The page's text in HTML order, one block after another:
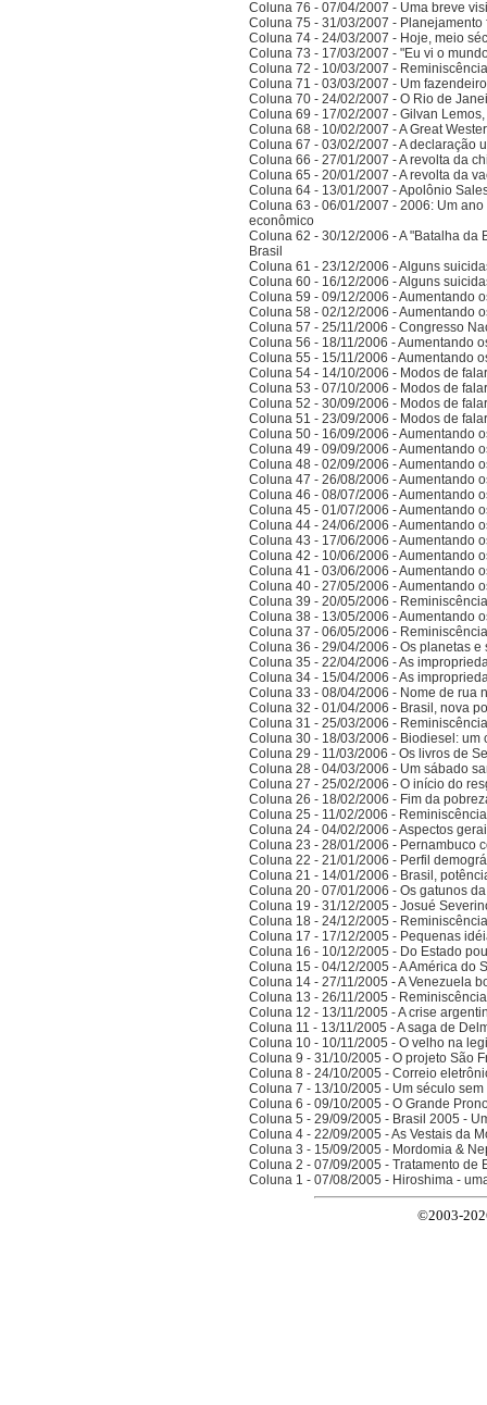
Coluna 76 - 07/04/2007 - Uma breve
Coluna 75 - 31/03/2007 -
Coluna 74 - 24/03/2007 - Hoje, meio
Coluna 73 - 17/03/2007 - "Eu vi o
Coluna 72 - 10/03/2007 -
Coluna 71 - 03/03/2007 - Um
Coluna 70 - 24/02/2007 - O Rio de
Coluna 69 - 17/02/2007 - Gilvan
Coluna 68 - 10/02/2007 - A Great
Coluna 67 - 03/02/2007 - A declaração
Coluna 66 - 27/01/2007 - A revolta da
Coluna 65 - 20/01/2007 - A revolta da
Coluna 64 - 13/01/2007 - Apolônio
Coluna 63 - 06/01/2007 - 2006: Um
econômico
Coluna 62 - 30/12/2006 - A "Batalha
Brasil
Coluna 61 - 23/12/2006 - Alguns
Coluna 60 - 16/12/2006 - Alguns
Coluna 59 - 09/12/2006 - Aumentando
Coluna 58 - 02/12/2006 - Aumentando
Coluna 57 - 25/11/2006 - Congresso
Coluna 56 - 18/11/2006 - Aumentando
Coluna 55 - 15/11/2006 - Aumentando
Coluna 54 - 14/10/2006 - Modos de
Coluna 53 - 07/10/2006 - Modos de
Coluna 52 - 30/09/2006 - Modos de
Coluna 51 - 23/09/2006 - Modos de
Coluna 50 - 16/09/2006 - Aumentando
Coluna 49 - 09/09/2006 - Aumentando
Coluna 48 - 02/09/2006 - Aumentando
Coluna 47 - 26/08/2006 - Aumentando
Coluna 46 - 08/07/2006 - Aumentando
Coluna 45 - 01/07/2006 - Aumentando
Coluna 44 - 24/06/2006 - Aumentando
Coluna 43 - 17/06/2006 - Aumentando
Coluna 42 - 10/06/2006 - Aumentando
Coluna 41 - 03/06/2006 - Aumentando
Coluna 40 - 27/05/2006 - Aumentando
Coluna 39 - 20/05/2006 -
Coluna 38 - 13/05/2006 - Aumentando
Coluna 37 - 06/05/2006 -
Coluna 36 - 29/04/2006 - Os planetas e
Coluna 35 - 22/04/2006 - As
Coluna 34 - 15/04/2006 - As
Coluna 33 - 08/04/2006 - Nome de rua
Coluna 32 - 01/04/2006 - Brasil, nova
Coluna 31 - 25/03/2006 -
Coluna 30 - 18/03/2006 - Biodiesel:
Coluna 29 - 11/03/2006 - Os livros de
Coluna 28 - 04/03/2006 - Um sábado
Coluna 27 - 25/02/2006 - O início do
Coluna 26 - 18/02/2006 - Fim da
Coluna 25 - 11/02/2006 -
Coluna 24 - 04/02/2006 - Aspectos
Coluna 23 - 28/01/2006 - Pernambuco
Coluna 22 - 21/01/2006 - Perfil
Coluna 21 - 14/01/2006 - Brasil,
Coluna 20 - 07/01/2006 - Os gatunos
Coluna 19 - 31/12/2005 - Josué
Coluna 18 - 24/12/2005 -
Coluna 17 - 17/12/2005 - Pequenas
Coluna 16 - 10/12/2005 - Do Estado
Coluna 15 - 04/12/2005 - A América do
Coluna 14 - 27/11/2005 - A Venezuela
Coluna 13 - 26/11/2005 -
Coluna 12 - 13/11/2005 - A crise
Coluna 11 - 13/11/2005 - A saga de
Coluna 10 - 10/11/2005 - O velho na
Coluna 9 - 31/10/2005 - O projeto São
Coluna 8 - 24/10/2005 - Correio
Coluna 7 - 13/10/2005 - Um século
Coluna 6 - 09/10/2005 - O Grande
Coluna 5 - 29/09/2005 - Brasil 2005 -
Coluna 4 - 22/09/2005 - As Vestais da
Coluna 3 - 15/09/2005 - Mordomia &
Coluna 2 - 07/09/2005 - Tratamento de
Coluna 1 - 07/08/2005 - Hiroshima -
©2003-